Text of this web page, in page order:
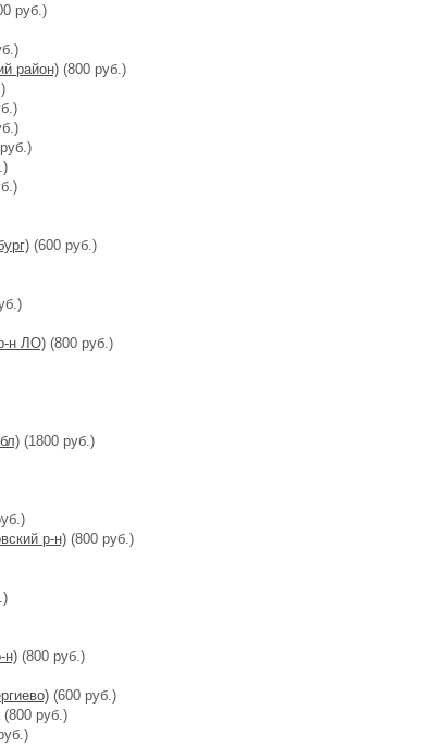
руб.)
район) (800 руб.)
(600 руб.)
н ЛО) (800 руб.)
(1800 руб.)
р-н) (800 руб.)
н) (800 руб.)
(600 руб.)
(800 руб.)